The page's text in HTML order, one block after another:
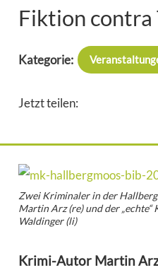
Fiktion contra
Kategorie:
Jetzt teilen:
Zwei Kriminaler in der
Martin Arz (re) und der
Waldinger (li)
Krimi-Autor Martin